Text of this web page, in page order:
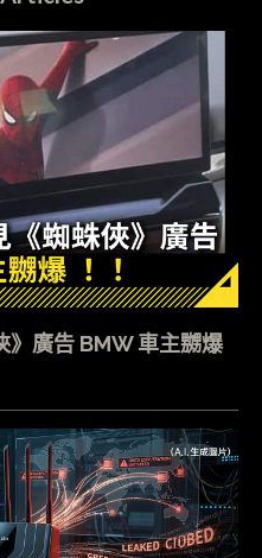
》廣告 BMW 車主嬲爆